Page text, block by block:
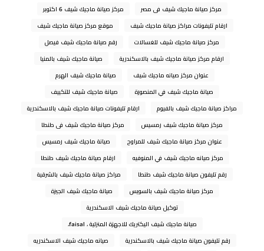
مركز صيانة ماجيك شيف فى مصر
مركز صيانة ماجيك شيف 6 اكتوبر
ارقام تليفونات مراكز صيانة ماجيك شيف
موقع مركز صيانة ماجيك شيف
مركز صيانة ماجيك شيف للغسالات
رقم صيانة ماجيك شيف فيصل
ارقام مركز صيانة ماجيك شيف بالاسكندرية
صيانة ماجيك شيف بالمنيا
عنوان مركز صيانه ماجيك شيف
صيانة ماجيك شيف الهرم
صيانة ماجيك شيف في المنصورة
صيانة ماجيك شيف للتكييف
مراكز صيانة ماجيك شيف بالفيوم
ارقام تليفونات صيانة ماجيك شيف بالاسكندرية
مركز صيانة ماجيك شيف رمسيس
مركز صيانة ماجيك شيف فى طنطا
عنوان مركز صيانة ماجيك شيف للمراوح
صيانة ماجيك شيف رمسيس
مركز صيانه ماجيك شيف في المنوفيه
ارقام صيانة ماجيك شيف طنطا
رقم تليفون صيانة ماجيك شيف طنطا
مراكز صيانة ماجيك شيف بالشرقية
مركز صيانة ماجيك شيف بالسويس
صيانة ماجيك شيف الجيزة
توكيل صيانة ماجيك شيف الاسكندرية
صيانة ماجيك شيف اليكتريك للاجهزة المنزلية ، faisal،
رقم تليفون صيانة ماجيك شيف بالاسكندرية
صيانه ماجيك شيف الاسكندريه